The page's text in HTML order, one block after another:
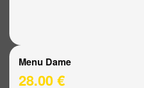
Menu Dame
28.00 €